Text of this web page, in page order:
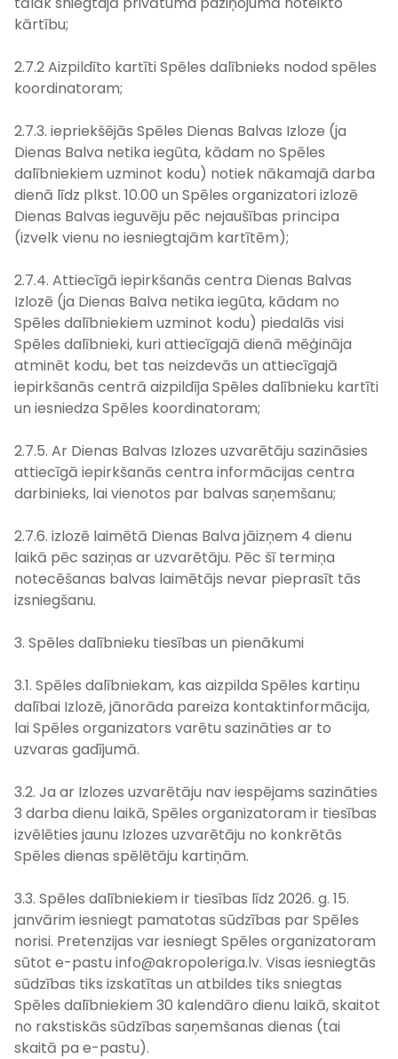
kārtību;
2.7.2 Aizpildīto kartīti Spēles dalībnieks nodod spēles
koordinatoram;
2.7.3. iepriekšējās Spēles Dienas Balvas Izloze (ja
Dienas Balva netika iegūta, kādam no Spēles
dalībniekiem uzminot kodu) notiek nākamajā darba
dienā līdz plkst. 10.00 un Spēles organizatori izlozē
Dienas Balvas ieguvēju pēc nejaušības principa
(izvelk vienu no iesniegtajām kartītēm);
2.7.4. Attiecīgā iepirkšanās centra Dienas Balvas
Izlozē (ja Dienas Balva netika iegūta, kādam no
Spēles dalībniekiem uzminot kodu) piedalās visi
Spēles dalībnieki, kuri attiecīgajā dienā mēģināja
atminēt kodu, bet tas neizdevās un attiecīgajā
iepirkšanās centrā aizpildīja Spēles dalībnieku kartīti
un iesniedza Spēles koordinatoram;
2.7.5. Ar Dienas Balvas Izlozes uzvarētāju sazināsies
attiecīgā iepirkšanās centra informācijas centra
darbinieks, lai vienotos par balvas saņemšanu;
2.7.6. izlozē laimētā Dienas Balva jāizņem 4 dienu
laikā pēc saziņas ar uzvarētāju. Pēc šī termiņa
notecēšanas balvas laimētājs nevar pieprasīt tās
izsniegšanu.
3. Spēles dalībnieku tiesības un pienākumi
3.1. Spēles dalībniekam, kas aizpilda Spēles kartiņu
dalībai Izlozē, jānorāda pareiza kontaktinformācija,
lai Spēles organizators varētu sazināties ar to
uzvaras gadījumā.
3.2. Ja ar Izlozes uzvarētāju nav iespējams sazināties
3 darba dienu laikā, Spēles organizatoram ir tiesības
izvēlēties jaunu Izlozes uzvarētāju no konkrētās
Spēles dienas spēlētāju kartiņām.
3.3. Spēles dalībniekiem ir tiesības līdz 2026. g. 15.
janvārim iesniegt pamatotas sūdzības par Spēles
norisi. Pretenzijas var iesniegt Spēles organizatoram
sūtot e-pastu info@akropoleriga.lv. Visas iesniegtās
sūdzības tiks izskatītas un atbildes tiks sniegtas
Spēles dalībniekiem 30 kalendāro dienu laikā, skaitot
no rakstiskās sūdzības saņemšanas dienas (tai
skaitā pa e-pastu).